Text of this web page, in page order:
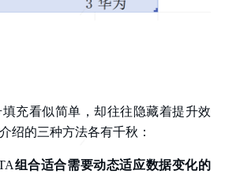
充看似简单，却往往隐藏着提升效
绍的三种方法各有千秋：
组合适合需要动态适应数据变化的